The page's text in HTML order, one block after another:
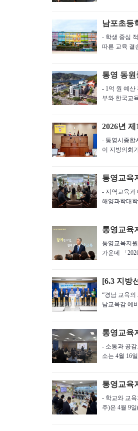
남포초등
- 학생 중심
따른 교육 결
통영 동원
- 1억 원 예산
부와 한국교
2026년
- 통영시종합
이 지방의회
통영교육
- 지역교육과
해양과학대
통영교육
통영교육지
가운데 「
[6.3 지방
“경남 교육의
남교육감 예
통영교육
- 소통과 공
소는 4월 16
통영교육
- 학교와 교
주)은 4월 9